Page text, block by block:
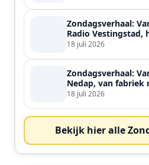
Zondagsverhaal:
Radio Vestingstad,
de streek
18 juli 2026
Zondagsverhaal:
Nedap, van fabriek
18 juli 2026
Bekijk hier alle